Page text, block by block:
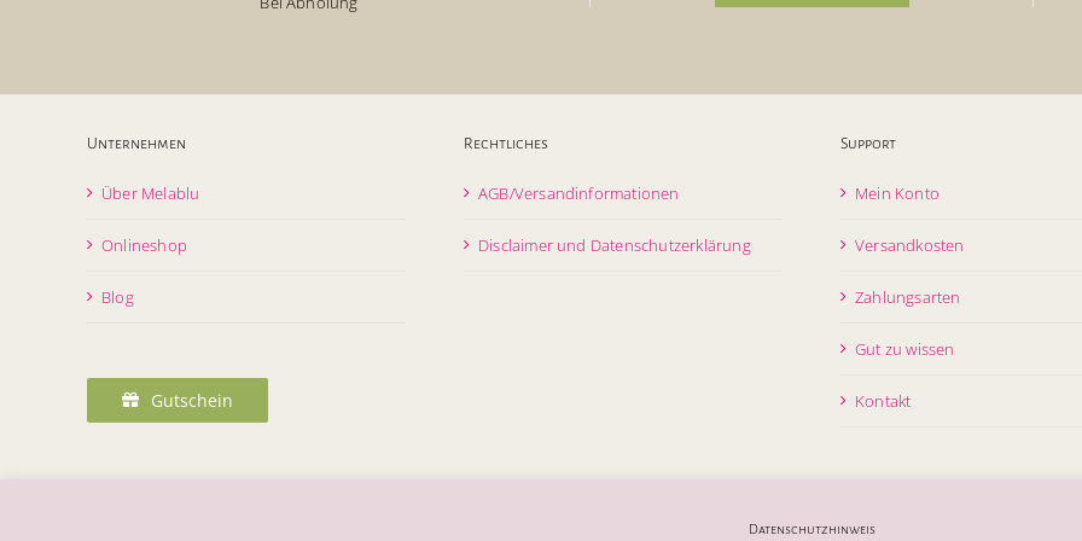
Unternehmen
Über Melablu
Onlineshop
Blog
Gutschein
Rechtliches
AGB/Versandinformationen
Disclaimer und Datenschutzerklärung
Support
Mein Konto
Versandkosten
Zahlungsarten
Gut zu wissen
Kontakt
Datenschutzhinweis